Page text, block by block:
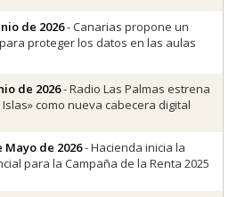
de 2026- Canarias propone un
proteger los datos en las aulas
de 2026- Radio Las Palmas estrena
Islas» como nueva cabecera digital
Mayo de 2026- Hacienda inicia la
para la Campaña de la Renta 2025